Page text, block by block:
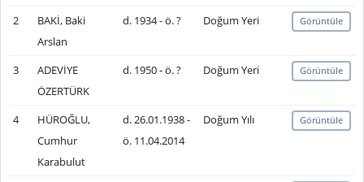
2
BAKİ, Baki
Arslan
d. 1934 - ö. ? Doğum Yeri Görüntüle
3
ADEVİYE
ÖZERTÜRK
d. 1950 - ö. ? Doğum Yeri Görüntüle
4
HÜROĞLU,
Cumhur
Karabulut
d. 26.01.1938 -
ö. 11.04.2014
Doğum Yılı Görüntüle